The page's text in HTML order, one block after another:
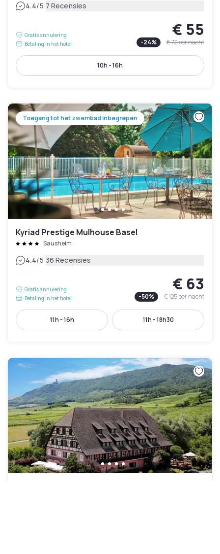
4.4/5|7 Recensies
Gratis annulering
Betaling in het hotel
€ 55
-24% € 72per nacht
10h - 16h
Toegang tot het zwembad inbegrepen
Kyriad Prestige Mulhouse Basel
Sausheim
4.4/5|36 Recensies
Gratis annulering
Betaling in het hotel
€ 63
-50% € 125per nacht
11h - 16h 11h - 18h30